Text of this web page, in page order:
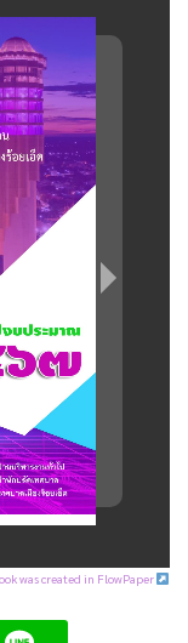
was created in FlowPaper